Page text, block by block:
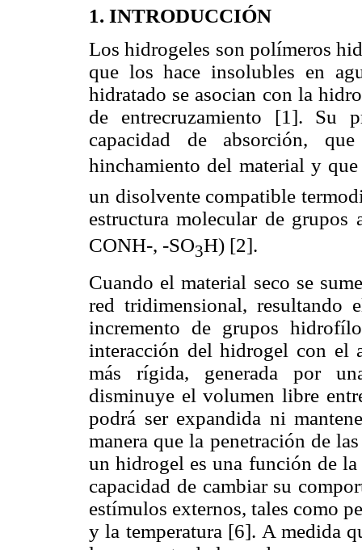
1. INTRODUCCIÓN
Los hidrogeles son polímeros
que los hace insolubles en
hidratado se asocian con la
de entrecruzamiento [1]. Su
capacidad de absorción,
hinchamiento del material y
un disolvente compatible
estructura molecular de
CONH-, -SO3H) [2].
Cuando el material seco se
red tridimensional, resultando
incremento de grupos
interacción del hidrogel con el
más rígida, generada por
disminuye el volumen libre
podrá ser expandida ni
manera que la penetración de
un hidrogel es una función de
capacidad de cambiar su
estímulos externos, tales como
y la temperatura [6]. A medida